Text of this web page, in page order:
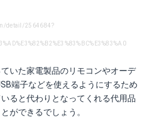
detail/2564684?
いた家電製品のリモコンやオーデ
端子などを使えるようにするため
ると代わりとなってくれる代用品
ができるでしょう。